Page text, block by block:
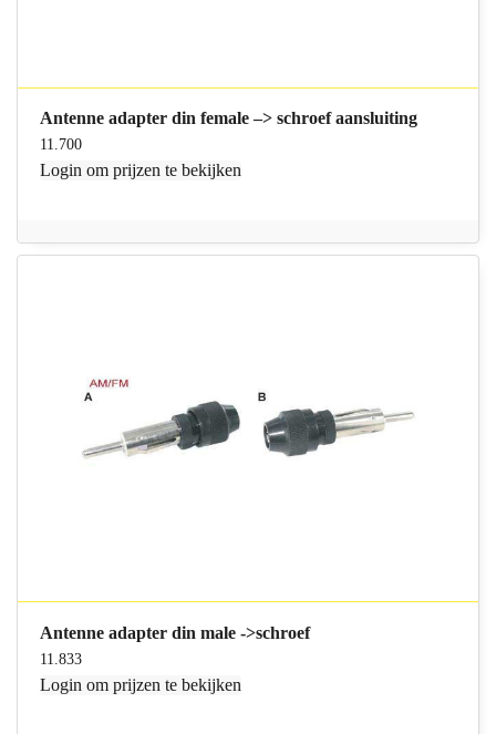
Antenne adapter din female –> schroef aansluiting
11.700
Login om prijzen te bekijken
Antenne adapter din male ->schroef
11.833
Login om prijzen te bekijken